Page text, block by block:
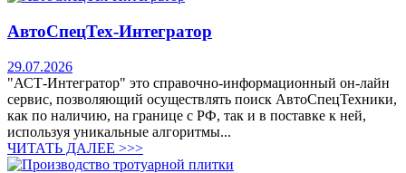
АвтоСпецТех-Интегратор
29.07.2026
"АСТ-Интегратор" это справочно-информационный он-лайн
сервис, позволяющий осуществлять поиск АвтоСпецТехники,
как по наличию, на границе с РФ, так и в поставке к ней,
используя уникальные алгоритмы...
ЧИТАТЬ ДАЛЕЕ >>>